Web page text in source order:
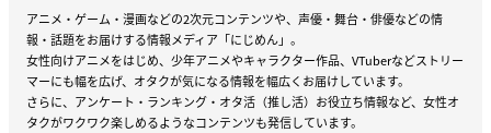
アニメ・ゲーム・漫画などの2次元コンテンツや、声優・舞台・俳優などの情
報・話題をお届けする情報メディア「にじめん」。
女性向けアニメをはじめ、少年アニメやキャラクター作品、VTuberなどストリー
マーにも幅を広げ、オタクが気になる情報を幅広くお届けしています。
さらに、アンケート・ランキング・オタ活（推し活）お役立ち情報など、女性オ
タクがワクワク楽しめるようなコンテンツも発信しています。